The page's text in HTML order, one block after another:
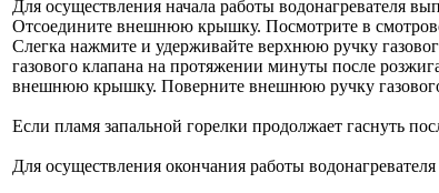
Для осуществления начала работы водонагревателя
Отсоедините внешнюю крышку. Посмотрите в
Слегка нажмите и удерживайте верхнюю ручку
газового клапана на протяжении минуты после
внешнюю крышку. Поверните внешнюю ручку
Если пламя запальной горелки продолжает гаснуть
Для осуществления окончания работы